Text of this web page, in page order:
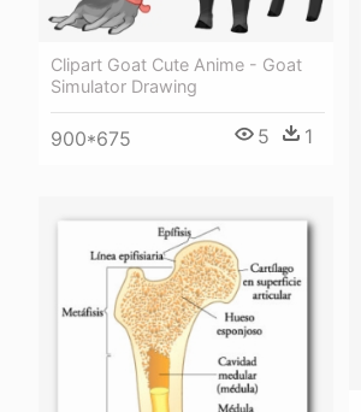
Clipart Goat Cute Anime - Goat
Simulator Drawing
900*675 5 1